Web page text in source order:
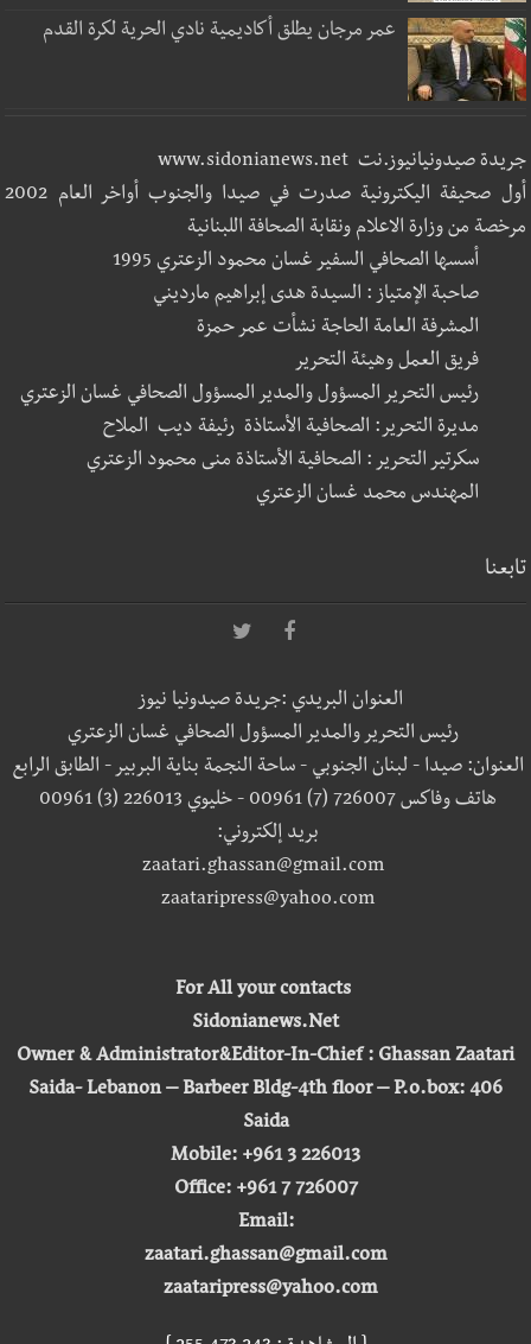
عمر مرجان يطلق أكاديمية نادي الحرية لكرة القدم
جريدة صيدونيانيوز.نت www.sidonianews.net
أول صحيفة اليكترونية صدرت في صيدا والجنوب أواخر العام 2002
مرخصة من وزارة الاعلام ونقابة الصحافة اللبنانية
أسسها الصحافي السفير غسان محمود الزعتري 1995
صاحبة الإمتياز : السيدة هدى إبراهيم مارديني
المشرفة العامة الحاجة نشأت عمر حمزة
فريق العمل وهيئة التحرير
رئيس التحرير المسؤول والمدير المسؤول الصحافي غسان الزعتري
مديرة التحرير: الصحافية الأستاذة رئيفة ديب الملاح
سكرتير التحرير : الصحافية الأستاذة منى محمود الزعتري
المهندس محمد غسان الزعتري
تابعنا
العنوان البريدي :جريدة صيدونيا نيوز
رئيس التحرير والمدير المسؤول الصحافي غسان الزعتري
العنوان: صيدا - لبنان الجنوبي - ساحة النجمة بناية البربير - الطابق الرابع
هاتف وفاكس 726007 (7) 00961 - خليوي 226013 (3) 00961
بريد إلكتروني:
zaatari.ghassan@gmail.com
zaataripress@yahoo.com
For All your contacts
Sidonianews.Net
Owner & Administrator&Editor-In-Chief : Ghassan Zaatari
Saida- Lebanon – Barbeer Bldg-4th floor – P.o.box: 406
Saida
Mobile: +961 3 226013
Office: +961 7 726007
Email:
zaatari.ghassan@gmail.com
zaataripress@yahoo.com